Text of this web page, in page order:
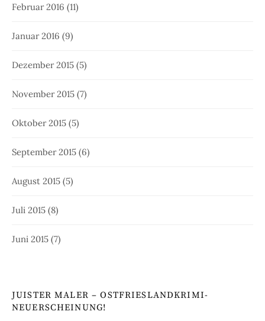
Februar 2016 (11)
Januar 2016 (9)
Dezember 2015 (5)
November 2015 (7)
Oktober 2015 (5)
September 2015 (6)
August 2015 (5)
Juli 2015 (8)
Juni 2015 (7)
JUISTER MALER – OSTFRIESLANDKRIMI-
NEUERSCHEINUNG!